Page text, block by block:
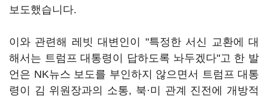
보도했습니다.
이와 관련해 레빗 대변인이 "특정한 서신 교환에 대
해서는 트럼프 대통령이 답하도록 놔두겠다"고 한 발
언은 NK뉴스 보도를 부인하지 않으면서 트럼프 대통
령이 김 위원장과의 소통, 북·미 관계 진전에 개방적